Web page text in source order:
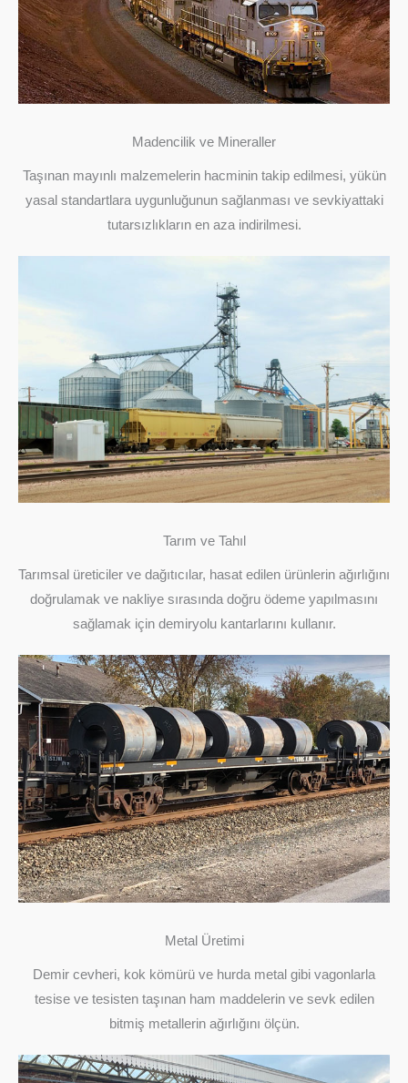
Madencilik ve Mineraller
Taşınan mayınlı malzemelerin hacminin takip edilmesi, yükün
yasal standartlara uygunluğunun sağlanması ve sevkiyattaki
tutarsızlıkların en aza indirilmesi.
Tarım ve Tahıl
Tarımsal üreticiler ve dağıtıcılar, hasat edilen ürünlerin ağırlığını
doğrulamak ve nakliye sırasında doğru ödeme yapılmasını
sağlamak için demiryolu kantarlarını kullanır.
Metal Üretimi
Demir cevheri, kok kömürü ve hurda metal gibi vagonlarla
tesise ve tesisten taşınan ham maddelerin ve sevk edilen
bitmiş metallerin ağırlığını ölçün.